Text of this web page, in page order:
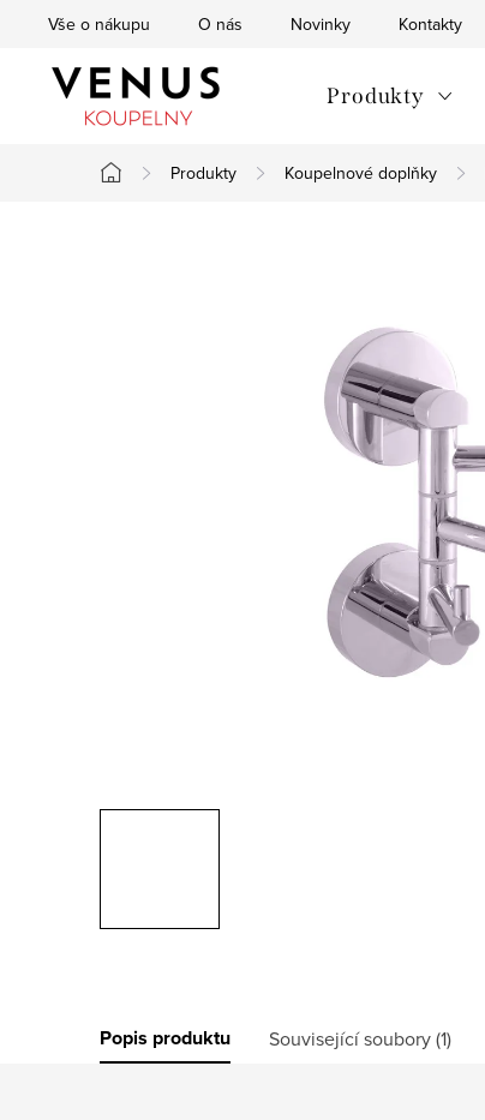
Vše o nákupu O nás Novinky Kontakty
Produkty
Domů
Produkty Koupelnové doplňky
Popis produktu Související soubory (1)